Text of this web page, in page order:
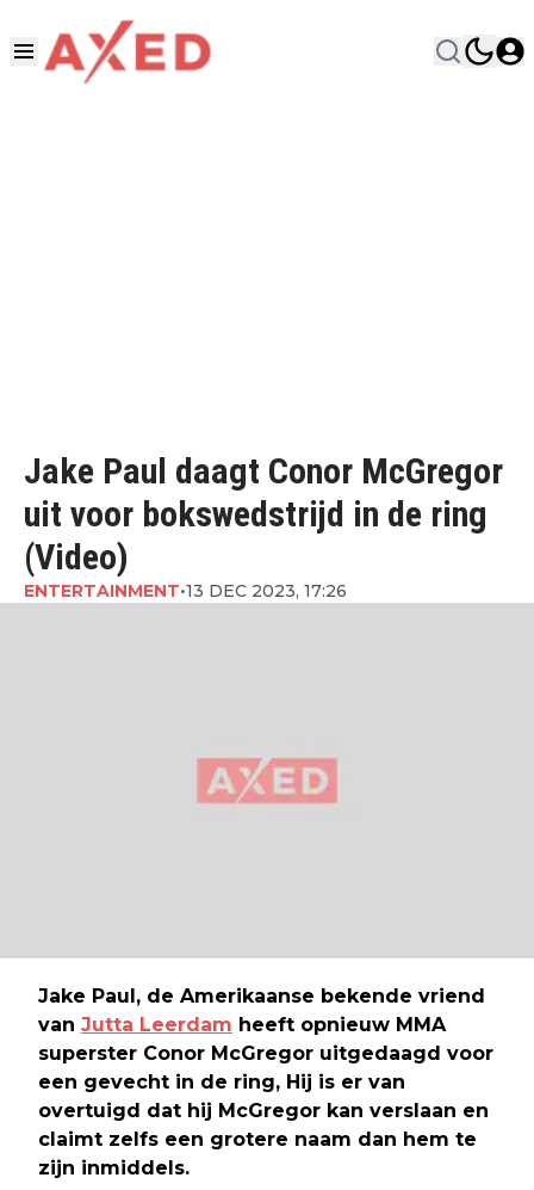
Jake Paul daagt Conor McGregor
uit voor bokswedstrijd in de ring
(Video)
ENTERTAINMENT•13 DEC 2023, 17:26
Jake Paul, de Amerikaanse bekende vriend
van Jutta Leerdam heeft opnieuw MMA
superster Conor McGregor uitgedaagd voor
een gevecht in de ring, Hij is er van
overtuigd dat hij McGregor kan verslaan en
claimt zelfs een grotere naam dan hem te
zijn inmiddels.